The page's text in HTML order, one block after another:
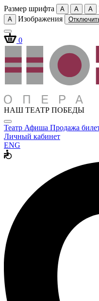
Размер шрифта A A A
A
Изображения
0
НАШ ТЕАТР ПОБЕДЫ
Театр Афиша Продажа
Личный кабинет
ENG